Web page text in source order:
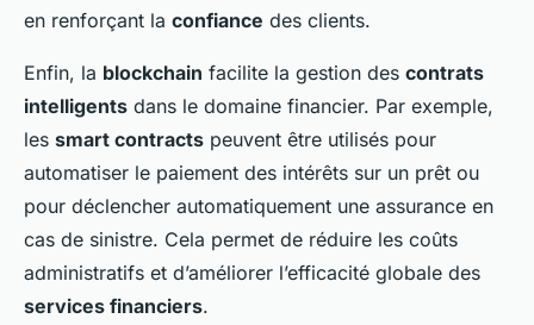
en renforçant la confiance des clients.
Enfin, la blockchain facilite la gestion des contrats
intelligents dans le domaine financier. Par exemple,
les smart contracts peuvent être utilisés pour
automatiser le paiement des intérêts sur un prêt ou
pour déclencher automatiquement une assurance en
cas de sinistre. Cela permet de réduire les coûts
administratifs et d’améliorer l’efficacité globale des
services financiers.